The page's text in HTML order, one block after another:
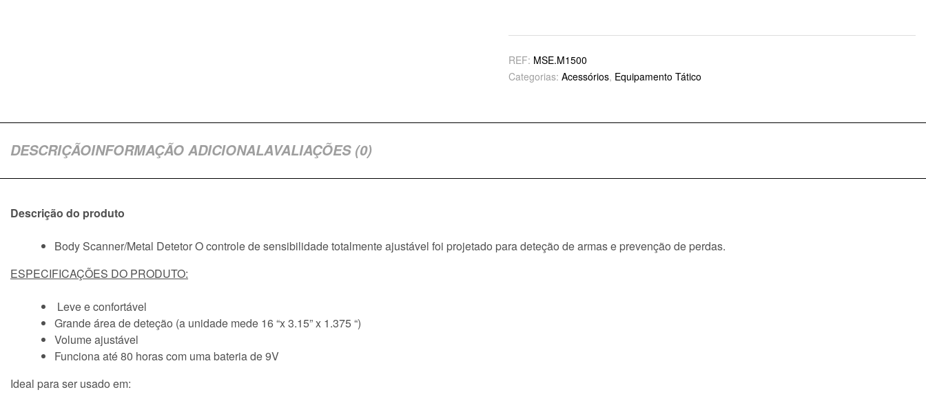
REF: MSE.M1500
Categorias: Acessórios, Equipamento Tático
DESCRIÇÃOINFORMAÇÃO ADICIONALAVALIAÇÕES (0)
Descrição do produto
Body Scanner/Metal Detetor O controle de sensibilidade totalmente ajustável foi projetado para deteção de armas e prevenção de perdas.
ESPECIFICAÇÕES DO PRODUTO:
Leve e confortável
Grande área de deteção (a unidade mede 16 “x 3.15” x 1.375 “)
Volume ajustável
Funciona até 80 horas com uma bateria de 9V
Ideal para ser usado em: